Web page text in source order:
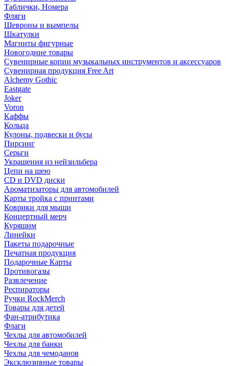
Таблички, Номера
Фляги
Шевроны и вымпелы
Шкатулки
Магниты фигурные
Новогодние товары
Сувенирные копии музыкальных инструментов и аксессуаров
Сувенирная продукция Free Art
Alchemy Gothic
Eastgate
Joker
Voron
Каффы
Кольца
Кулоны, подвески и бусы
Пирсинг
Серьги
Украшения из нейзильбера
Цепи на шею
CD и DVD диски
Ароматизаторы для автомобилей
Карты тройка с принтами
Коврики для мыши
Концертный мерч
Курящим
Линейки
Пакеты подарочные
Печатная продукция
Подарочные Карты
Противогазы
Развлечение
Респираторы
Ручки RockMerch
Товары для детей
Фан-атрибутика
Флаги
Чехлы для автомобилей
Чехлы для банки
Чехлы для чемоданов
Эксклюзивные товары